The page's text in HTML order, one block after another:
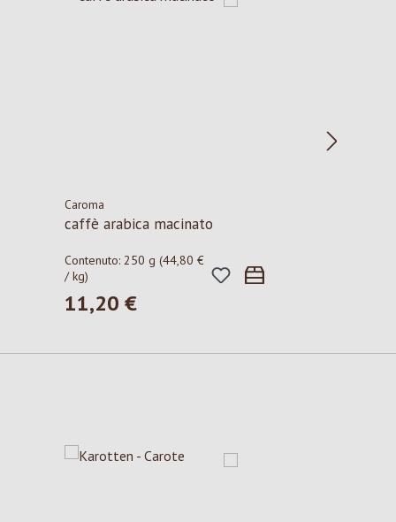
Caroma
caffè arabica macinato
Contenuto: 250 g (44,80 €
/ kg)
Prezzo normale:
11,20 €